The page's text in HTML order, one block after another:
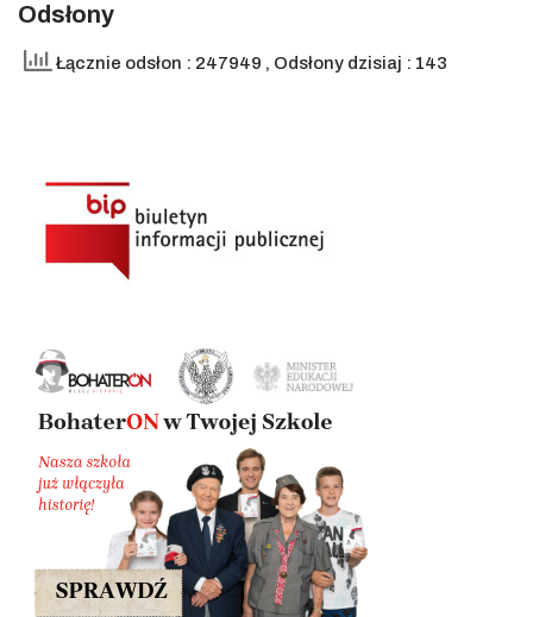
Odsłony
Łącznie odsłon : 247949 , Odsłony dzisiaj : 143